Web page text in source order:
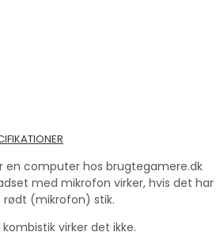
en computer hos brugtegamere.dk
med mikrofon virker, hvis det har
(mikrofon) stik.
virker det ikke.